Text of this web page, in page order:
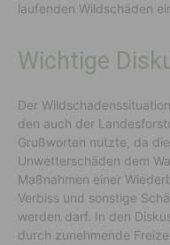
laufenden Wildschäden
Wichtige
Der
den auch der
Grußworten nutzte, da
Unwetterschäden dem
Maßnahmen einer
Verbiss und sonstige
werden darf. In den
durch zunehmende